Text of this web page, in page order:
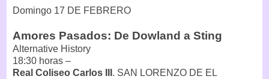
Domingo 17 DE FEBRERO
Amores Pasados: De Dowland a Sting
Alternative History
18:30 horas –
Real Coliseo Carlos III . SAN LORENZO DE EL